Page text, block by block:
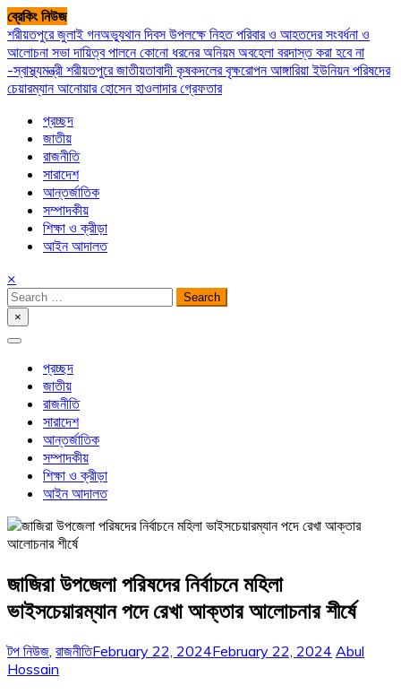
Skip
to
content
ব্রেকিং নিউজ
শরীয়তপুরে জুলাই গনঅভ্যুথান দিবস উপলক্ষে নিহত পরিবার ও আহতদের সংবর্ধনা ও
আলোচনা সভাদায়িত্ব পালনে কোনো ধরনের অনিয়ম অবহেলা বরদাস্ত করা হবে না
-স্বাস্থ্যমন্ত্রী শরীয়তপুরে জাতীয়তাবাদী কৃষকদলের বৃক্ষরোপনআঙ্গারিয়া ইউনিয়ন পরিষদের
চেয়ারম্যান আনোয়ার হোসেন হাওলাদার গ্রেফতার
প্রচ্ছদ
জাতীয়
রাজনীতি
সারাদেশ
আন্তর্জাতিক
সম্পাদকীয়
শিক্ষা ও ক্রীড়া
আইন আদালত
×
Search
for:
×
প্রচ্ছদ
জাতীয়
রাজনীতি
সারাদেশ
আন্তর্জাতিক
সম্পাদকীয়
শিক্ষা ও ক্রীড়া
আইন আদালত
জাজিরা উপজেলা পরিষদের নির্বাচনে মহিলা
ভাইসচেয়ারম্যান পদে রেখা আক্তার আলোচনার শীর্ষে
টপ নিউজ রাজনীতিFebruary 22, 2024February 22, 2024 Abul
Hossain